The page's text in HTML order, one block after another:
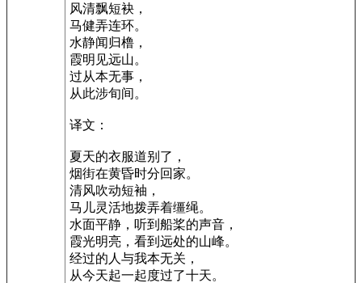
风清飘短袂，
马健弄连环。
水静闻归橹，
霞明见远山。
过从本无事，
从此涉旬间。
译文：
夏天的衣服道别了，
烟街在黄昏时分回家。
清风吹动短袖，
马儿灵活地拨弄着缰绳。
水面平静，听到船桨的声音，
霞光明亮，看到远处的山峰。
经过的人与我本无关，
从今天起一起度过了十天。